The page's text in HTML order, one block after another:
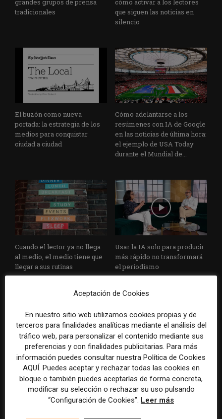
grandes grupos de prensa
tradicionales
cómo activar a los lectores
que siguen las noticias en
silencio
El buzón como nueva
portada: la estrategia de los
medios para conquistar
ciudad a ciudad
Cómo adelantarse a los
resúmenes con IA de Google
en las noticias de última hora:
el ejemplo de USA Today
durante el Mundial de...
Cuando el lector ya no llega
al medio, el medio tiene que
llegar a sus rutinas
Usar la IA solo para producir
más rápido no transformará
el periodismo
Doce lecciones de Oxford
para las redacciones: menos
retórica sobre innovación y
más método periodístico
El periodista ya no basta: los
grandes medios rediseñan
sus redacciones con perfiles
que no existían hace cinco
años
Aceptación de Cookies
En nuestro sitio web utilizamos cookies propias y de
terceros para finalidades analíticas mediante el análisis del
tráfico web, para personalizar el contenido mediante sus
preferencias y con finalidades publicitarias. Para más
información puedes consultar nuestra Política de Cookies
AQUÍ. Puedes aceptar y rechazar todas las cookies en
bloque o también puedes aceptarlas de forma concreta,
modificar su selección o rechazar su uso pulsando
“Configuración de Cookies”. Leer más